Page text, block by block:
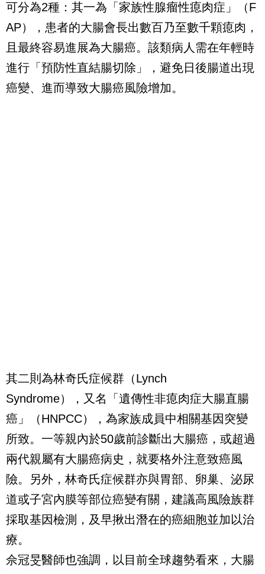
可分為2種：其一為「家族性腺瘤性瘜肉症」（F
AP），患者的大腸會長出數百乃至數千顆瘜肉，
且最終容易進展為大腸癌。該類病人需在年輕時
進行「預防性直結腸切除」，避免日後腸道出現
癌變、進而導致大腸癌風險增加。
其二則為林奇氏症候群（Lynch
Syndrome），又名「遺傳性非瘜肉症大腸直腸
癌」（HNPCC），為家族成員中相關基因突變
所致。一等親內於50歲前診斷出大腸癌，或超過
兩代親屬有大腸癌病史，就要格外注意致癌風
險。另外，林奇氏症候群亦與胃部、卵巢、泌尿
道或子宮內膜等部位癌變有關，建議高風險族群
採取基因檢測，及早揪出潛在的癌細胞並加以治
療。
佘冠旻醫師也強調，以目前全球趨勢看來，大腸